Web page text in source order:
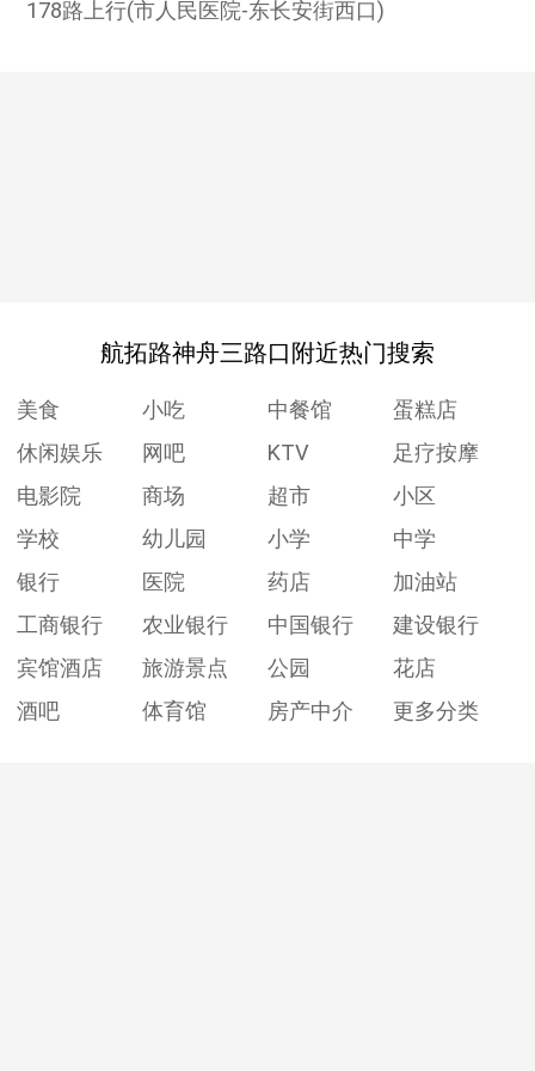
178路上行(市人民医院-东长安街西口)
航拓路神舟三路口附近热门搜索
美食 小吃 中餐馆
蛋糕店
休闲娱乐
网吧 KTV
足疗按摩
电影院
商场 超市
小区
学校
幼儿园 小学
中学
银行
医院 药店
加油站
工商银行
农业银行 中国银行
建设银行
宾馆酒店
旅游景点 公园
花店
酒吧
体育馆 房产中介 更多分类